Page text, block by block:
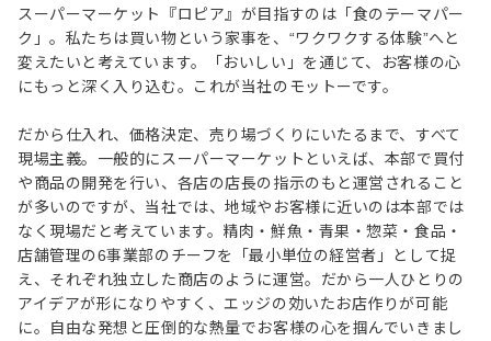
スーパーマーケット『ロピア』が目指すのは「食のテーマパー
ク」。私たちは買い物という家事を、“ワクワクする体験”へと
変えたいと考えています。「おいしい」を通じて、お客様の心
にもっと深く入り込む。これが当社のモットーです。
だから仕入れ、価格決定、売り場づくりにいたるまで、すべて
現場主義。一般的にスーパーマーケットといえば、本部で買付
や商品の開発を行い、各店の店長の指示のもと運営されること
が多いのですが、当社では、地域やお客様に近いのは本部では
なく現場だと考えています。精肉・鮮魚・青果・惣菜・食品・
店舗管理の6事業部のチーフを「最小単位の経営者」として捉
え、それぞれ独立した商店のように運営。だから一人ひとりの
アイデアが形になりやすく、エッジの効いたお店作りが可能
に。自由な発想と圧倒的な熱量でお客様の心を掴んでいきまし